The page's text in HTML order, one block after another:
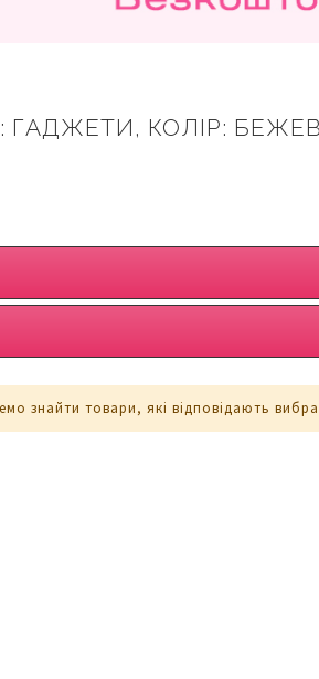
ГАДЖЕТИ, КОЛІР:
знайти товари, які відповідають